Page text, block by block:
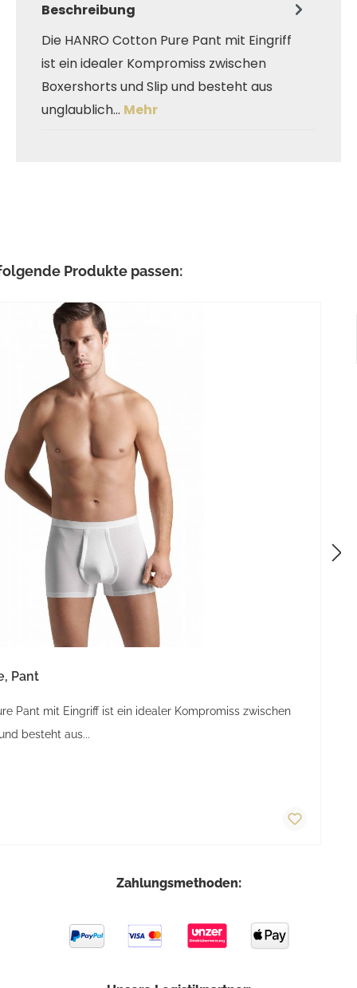
Beschreibung
Die HANRO Cotton Pure Pant mit Eingriff
ist ein idealer Kompromiss zwischen
Boxershorts und Slip und besteht aus
unglaublich… Mehr
Produkte passen:
Pant
Pant mit Eingriff ist ein idealer Kompromiss zwischen
besteht aus...
Zahlungsmethoden: